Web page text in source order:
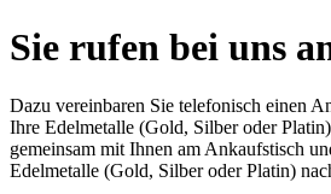
Sie rufen bei uns
Dazu vereinbaren Sie telefonisch einen
Ihre Edelmetalle (Gold, Silber oder
gemeinsam mit Ihnen am Ankaufstisch
Edelmetalle (Gold, Silber oder Platin)